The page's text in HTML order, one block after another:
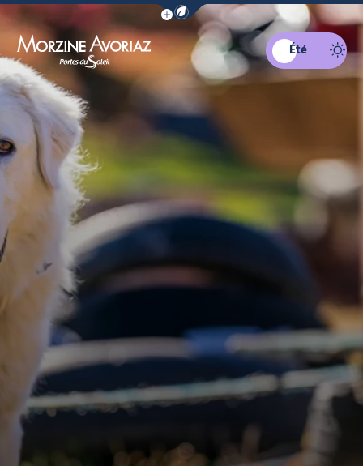
Afficher la barre de navigation du
Morzine Avoriaz
Été